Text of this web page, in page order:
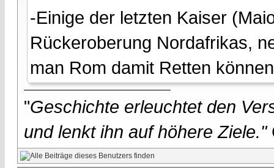
-Einige der letzten Kaiser
Rückeroberung Nordafrikas,
man Rom damit Retten
"Geschichte erleuchtet den
und lenkt ihn auf höhere Ziele."